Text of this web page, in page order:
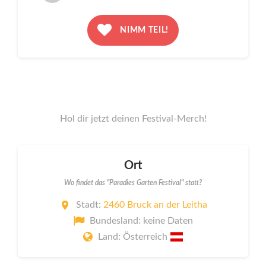
NIMM TEIL!
Hol dir jetzt deinen Festival-Merch!
Ort
Wo findet das "Paradies Garten Festival" statt?
Stadt: 2460 Bruck an der Leitha
Bundesland: keine Daten
Land: Österreich